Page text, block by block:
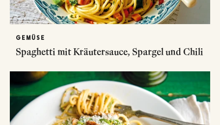
GEMÜSE
Spaghetti mit Kräutersauce, Spargel und Chili